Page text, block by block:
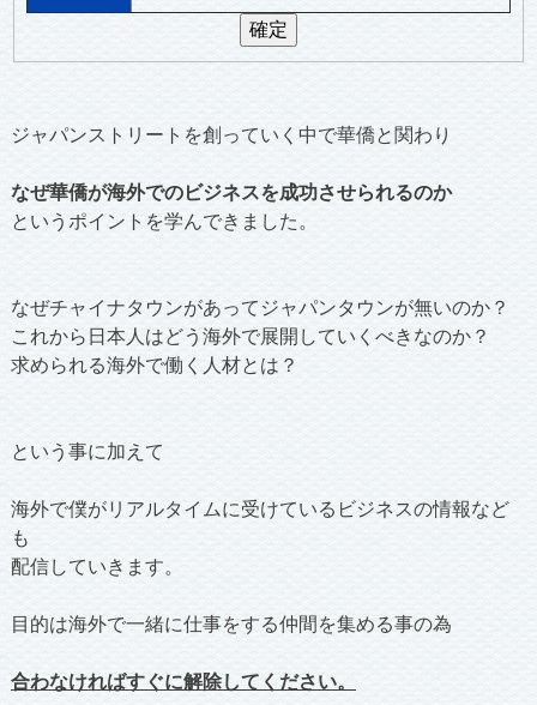
ジャパンストリートを創っていく中で華僑と関わり
なぜ華僑が海外でのビジネスを成功させられるのか
というポイントを学んできました。
なぜチャイナタウンがあってジャパンタウンが無いのか？
これから日本人はどう海外で展開していくべきなのか？
求められる海外で働く人材とは？
という事に加えて
海外で僕がリアルタイムに受けているビジネスの情報など
も
配信していきます。
目的は海外で一緒に仕事をする仲間を集める事の為
合わなければすぐに解除してください。